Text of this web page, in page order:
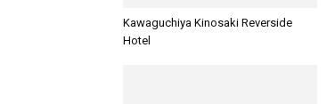
Kawaguchiya Kinosaki Reverside
Hotel